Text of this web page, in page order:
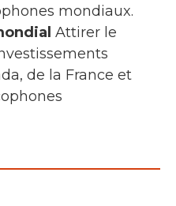
mondiaux.
Attirer le
de la France et